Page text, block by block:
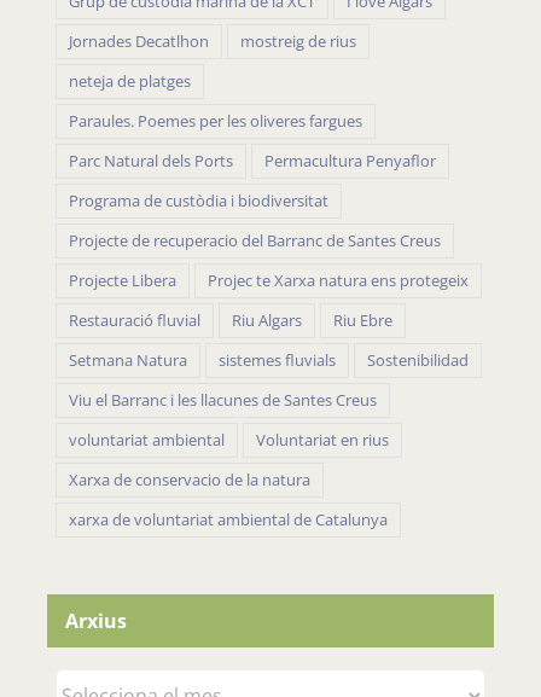
Jornades Decatlhon
mostreig de rius
neteja de platges
Paraules. Poemes per les oliveres fargues
Parc Natural dels Ports
Permacultura Penyaflor
Programa de custòdia i biodiversitat
Projecte de recuperacio del Barranc de Santes Creus
Projecte Libera
Projec te Xarxa natura ens protegeix
Restauració fluvial
Riu Algars
Riu Ebre
Setmana Natura
sistemes fluvials
Sostenibilidad
Viu el Barranc i les llacunes de Santes Creus
voluntariat ambiental
Voluntariat en rius
Xarxa de conservacio de la natura
xarxa de voluntariat ambiental de Catalunya
Arxius
Arxius